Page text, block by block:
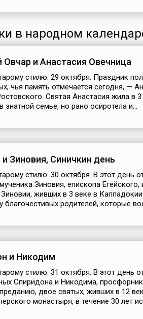
Пятница...
в народном
Овчар и Анастасия Овечница
стилю: 29 октября. Праздник
чья память отмечается сегодня, —
Святая Анастасия жила в
знатной семье, но рано осиротела и...
и Зиновия, Синичкин день
стилю: 30 октября. В этот день
Зиновия, епископа Егейского,
живших в 3 веке в
благочестивых родителей, которые
и Никодим
стилю: 31 октября. В этот день
Спиридона и Никодима,
двое святых, живших в 12
монастыря, в течение 30 лет